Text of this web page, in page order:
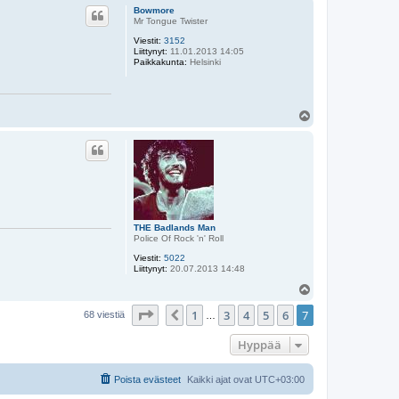
Bowmore
Mr Tongue Twister
Viestit: 3152
Liittynyt: 11.01.2013 14:05
Paikkakunta: Helsinki
THE Badlands Man
Police Of Rock 'n' Roll
Viestit: 5022
Liittynyt: 20.07.2013 14:48
s
68 viestiä Sivu 7Edellinen
1 3 4 5 6 7
Hyppää
Kaikki ajat ovat UTC+03:00
Poista evästeet